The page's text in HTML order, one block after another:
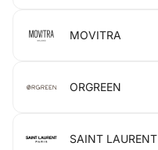
MOVITRA
ORGREEN
SAINT LAURENT